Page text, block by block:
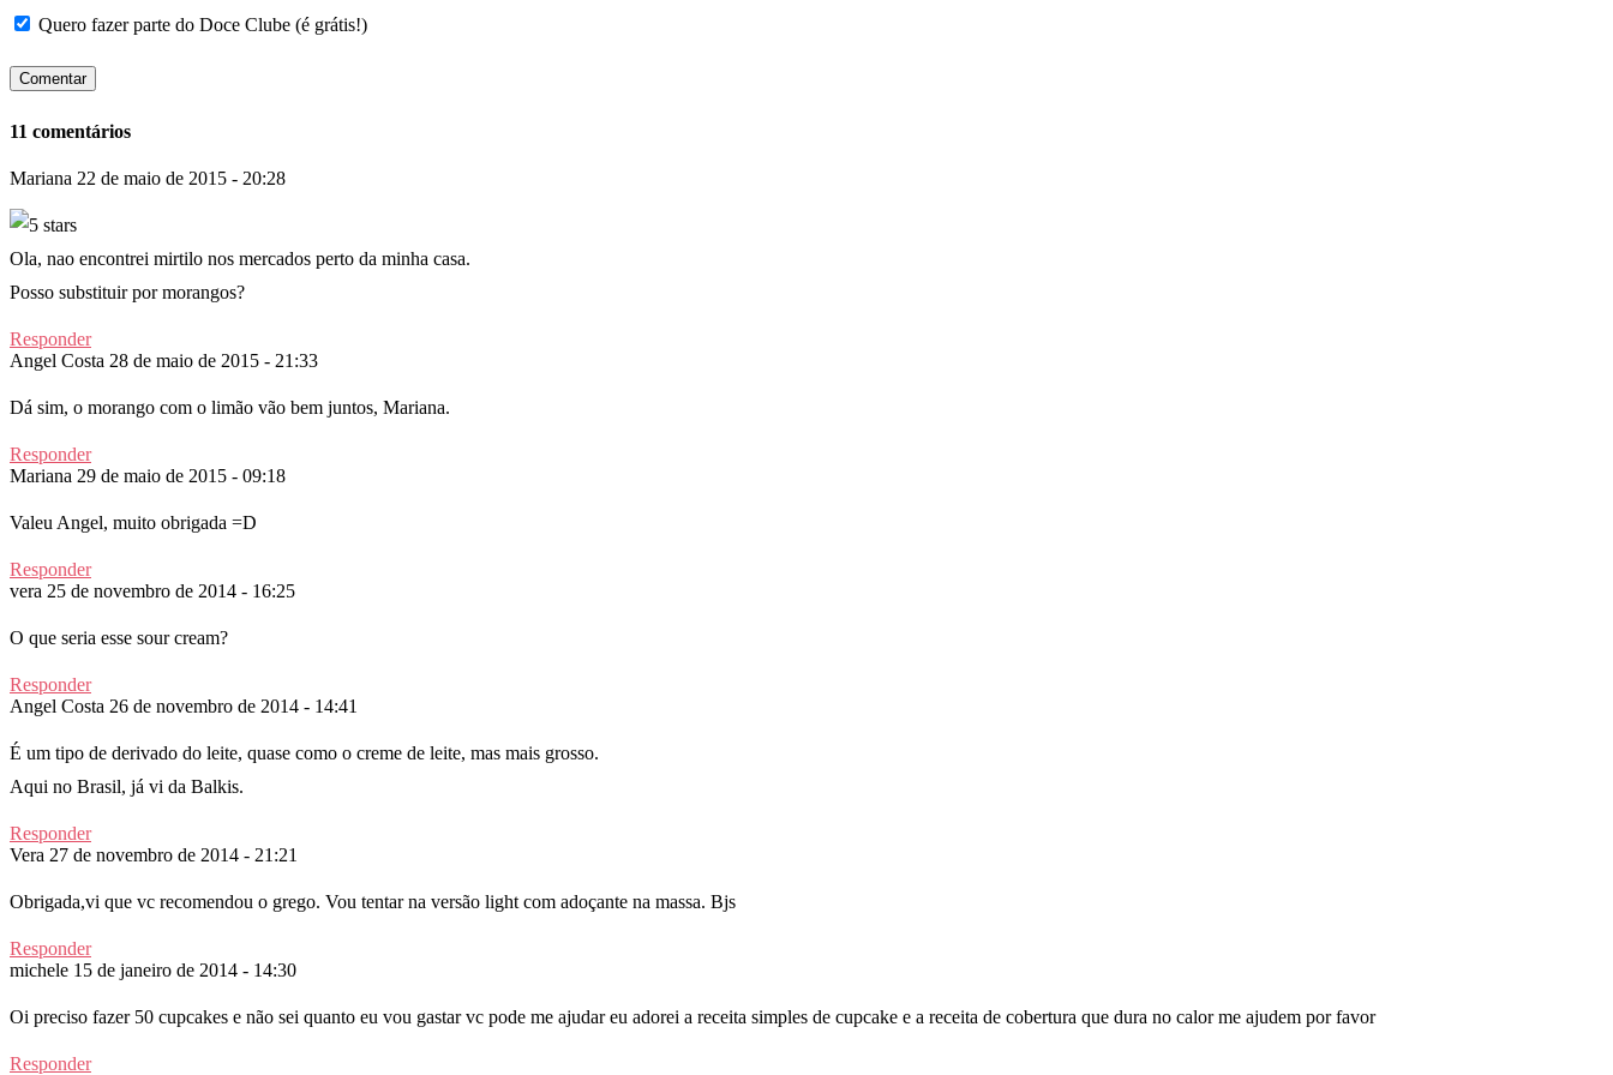
Quero fazer parte do Doce Clube (é grátis!)
11 comentários
Mariana 22 de maio de 2015 - 20:28
Ola, nao encontrei mirtilo nos mercados perto da minha casa.
Posso substituir por morangos?
Responder
Angel Costa 28 de maio de 2015 - 21:33
Dá sim, o morango com o limão vão bem juntos, Mariana.
Responder
Mariana 29 de maio de 2015 - 09:18
Valeu Angel, muito obrigada =D
Responder
vera 25 de novembro de 2014 - 16:25
O que seria esse sour cream?
Responder
Angel Costa 26 de novembro de 2014 - 14:41
É um tipo de derivado do leite, quase como o creme de leite, mas mais grosso.
Aqui no Brasil, já vi da Balkis.
Responder
Vera 27 de novembro de 2014 - 21:21
Obrigada,vi que vc recomendou o grego. Vou tentar na versão light com adoçante na massa. Bjs
Responder
michele 15 de janeiro de 2014 - 14:30
Oi preciso fazer 50 cupcakes e não sei quanto eu vou gastar vc pode me ajudar eu adorei a receita simples de cupcake e a receita de cobertura que dura no calor me ajudem por favor
Responder